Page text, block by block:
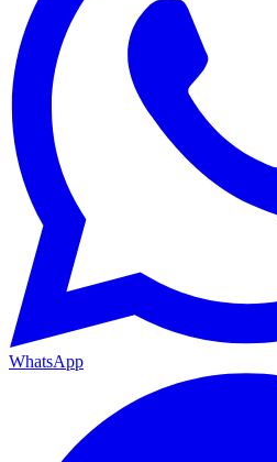
WhatsApp